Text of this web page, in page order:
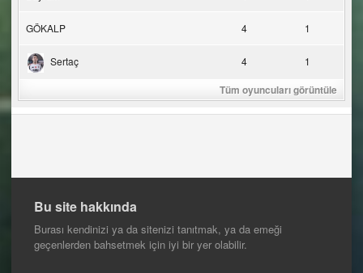
GÖKALP 4 1
Sertaç 4 1
Tüm oyuncuları görüntüle
Bu site hakkında
Burası kendinizi ya da sitenizi tanıtmak, ya da emeği
geçenlerden bahsetmek için iyi bir yer olabilir.